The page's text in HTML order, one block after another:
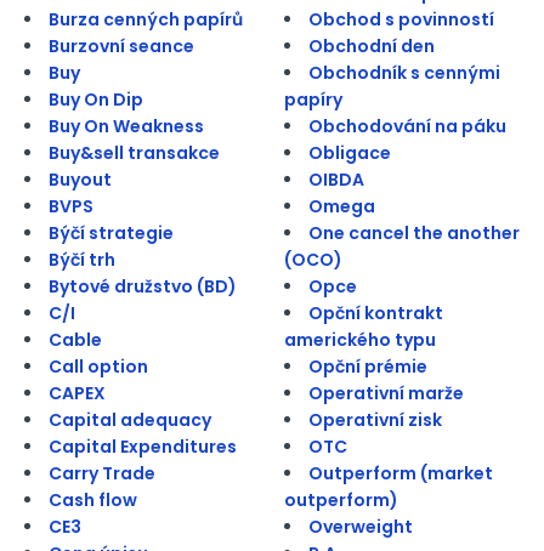
Burza cenných papírů
Burzovní seance
Buy
Buy On Dip
Buy On Weakness
Buy&sell transakce
Buyout
BVPS
Býčí strategie
Býčí trh
Bytové družstvo (BD)
C/I
Cable
Call option
CAPEX
Capital adequacy
Capital Expenditures
Carry Trade
Cash flow
CE3
Obchod s povinností
Obchodní den
Obchodník s cennými
papíry
Obchodování na páku
Obligace
OIBDA
Omega
One cancel the another
(OCO)
Opce
Opční kontrakt
amerického typu
Opční prémie
Operativní marže
Operativní zisk
OTC
Outperform (market
outperform)
Overweight